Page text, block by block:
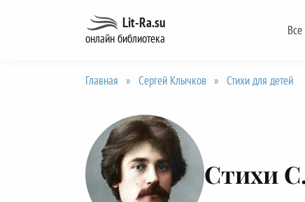
Lit-Ra.su
онлайн библиотека
Главная » Сергей Клычков » Стихи для детей
Стихи